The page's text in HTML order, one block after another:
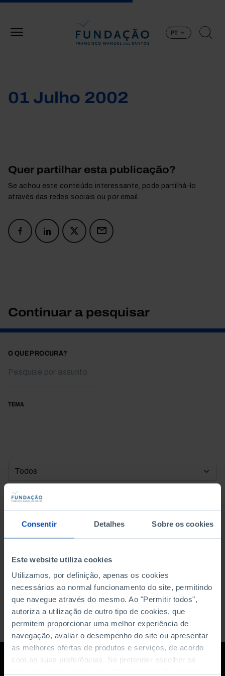
Consentir Detalhes Sobre os cookies
Este website utiliza cookies
Utilizamos, por definição, apenas os cookies
necessários ao normal funcionamento do site, permitindo
que navegue através do mesmo. Ao "Permitir todos",
autoriza a utilização de outro tipo de cookies, que
permitem proporcionar uma melhor experiência de
navegação, avaliar o desempenho do site ou apresentar
as melhores ofertas de produtos e serviços, de acordo
com as suas preferências. Se pretender escolher os
PT
01 Julho 2002
Quer partilhar esta publicação?
Se achou este conteúdo interessante, pode partilhá-lo
através das redes sociais ou por email.
Continuar a pesquisar
O QUE PROCURA?
TEMA
DATA DE INÍCIO
DATA DE FIM